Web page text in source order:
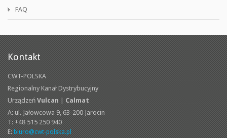
FAQ
Kontakt
CWT-POLSKA
Regionalny Kanał Dystrybucyjny
Urządzeń Vulcan
Calmat
A: ul. Jałowcowa 9, 63-200 Jarocin
T: +48 515 250 940
E: biuro@cwt-polska.pl